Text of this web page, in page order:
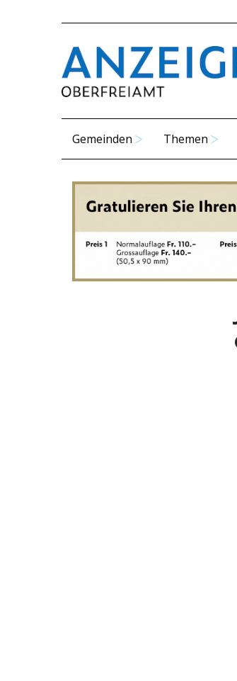
Gemeinden Themen